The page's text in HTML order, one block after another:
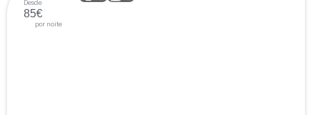
Desde
85€
por noite